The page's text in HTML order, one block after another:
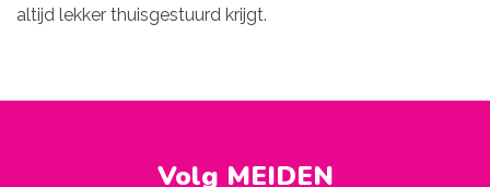
altijd lekker thuisgestuurd krijgt.
Volg MEIDEN